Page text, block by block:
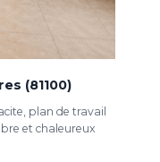
(81100)
plan de travail
et chaleureux